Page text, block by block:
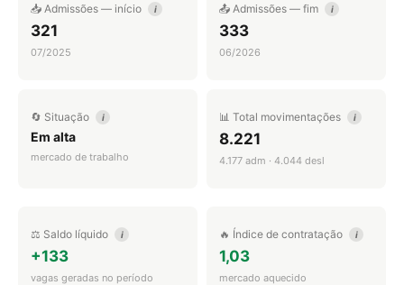
📥 Admissões — início i
321
07/2025
📤 Admissões — fim i
333
06/2026
🔄 Situação i
Em alta
mercado de trabalho
📊 Total movimentações i
8.221
4.177 adm · 4.044 desl
⚖️ Saldo líquido i
+133
vagas geradas no período
🔥 Índice de contratação i
1,03
mercado aquecido